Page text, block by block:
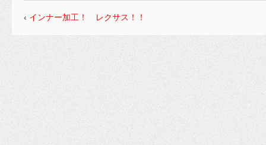
‹ インナー加工！ レクサス！！